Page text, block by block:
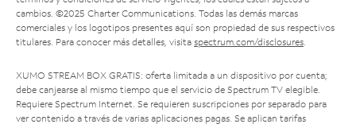
cambios. ©2025 Charter Communications. Todas las demás marcas
comerciales y los logotipos presentes aquí son propiedad de sus respectivos
titulares. Para conocer más detalles, visita spectrum.com/disclosures.
XUMO STREAM BOX GRATIS: oferta limitada a un dispositivo por cuenta;
debe canjearse al mismo tiempo que el servicio de Spectrum TV elegible.
Requiere Spectrum Internet. Se requieren suscripciones por separado para
ver contenido a través de varias aplicaciones pagas. Se aplican tarifas